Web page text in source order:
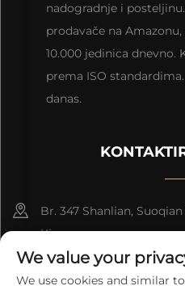
nadogradnje i
prodavače na
10.000 jedinica dnevno.
prema ISO
danas.
Br. 347 Shanlian,
Kina
+86-15957161288
We value your
We use cookies and similar